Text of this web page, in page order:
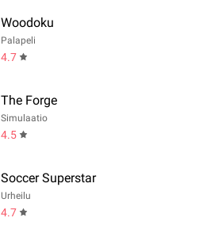
Woodoku
Palapeli
4.7
The Forge
Simulaatio
4.5
Soccer Superstar
Urheilu
4.7